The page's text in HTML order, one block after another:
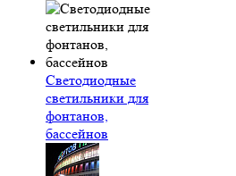
Светодиодные
светильники для
фонтанов,
бассейнов